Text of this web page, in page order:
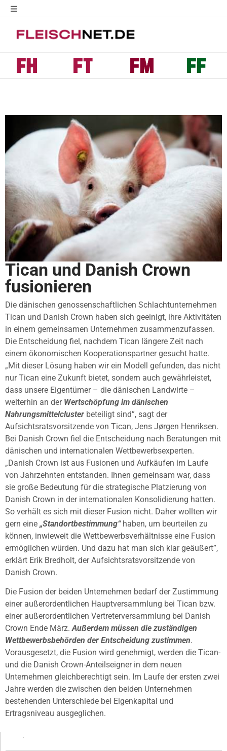
Tican und Danish Crown
fusionieren
Die dänischen genossenschaftlichen Schlachtunternehmen
Tican und Danish Crown haben sich geeinigt, ihre Aktivitäten
in einem gemeinsamen Unternehmen zusammenzufassen.
Die Entscheidung fiel, nachdem Tican längere Zeit nach
einem ökonomischen Kooperationspartner gesucht hatte.
„Mit dieser Lösung haben wir ein Modell gefunden, das nicht
nur Tican eine Zukunft bietet, sondern auch gewährleistet,
dass unsere Eigentümer – die dänischen Landwirte –
weiterhin an der Wertschöpfung im dänischen
Nahrungsmittelcluster beteiligt sind”, sagt der
Aufsichtsratsvorsitzende von Tican, Jens Jørgen Henriksen.
Bei Danish Crown fiel die Entscheidung nach Beratungen mit
dänischen und internationalen Wettbewerbsexperten.
„Danish Crown ist aus Fusionen und Aufkäufen im Laufe
von Jahrzehnten entstanden. Ihnen gemeinsam war, dass
sie große Bedeutung für die strategische Platzierung von
Danish Crown in der internationalen Konsolidierung hatten.
So verhält es sich mit dieser Fusion nicht. Daher wollten wir
gern eine „Standortbestimmung“haben, um beurteilen zu
können, inwieweit die Wettbewerbsverhältnisse eine Fusion
ermöglichen würden. Und dazu hat man sich klar geäußert”,
erklärt Erik Bredholt, der Aufsichtsratsvorsitzende von
Danish Crown.
Die Fusion der beiden Unternehmen bedarf der Zustimmung
einer außerordentlichen Hauptversammlung bei Tican bzw.
einer außerordentlichen Vertreterversammlung bei Danish
Crown Ende März. Außerdem müssen die zuständigen
Wettbewerbsbehörden der Entscheidung zustimmen.
Vorausgesetzt, die Fusion wird genehmigt, werden die Tican-
und die Danish Crown-Anteilseigner in dem neuen
Unternehmen gleichberechtigt sein. Im Laufe der ersten zwei
Jahre werden die zwischen den beiden Unternehmen
bestehenden Unterschiede bei Eigenkapital und
Ertragsniveau ausgeglichen.